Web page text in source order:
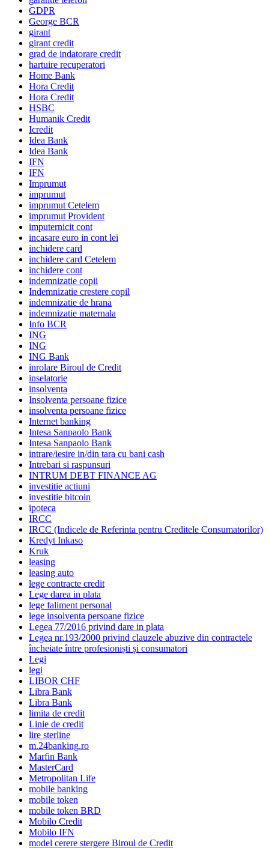
GDPR
George BCR
girant
girant credit
grad de indatorare credit
hartuire recuperatori
Home Bank
Hora Credit
Hora Credit
HSBC
Humanik Credit
Icredit
Idea Bank
Idea Bank
IFN
IFN
Imprumut
imprumut
imprumut Cetelem
imprumut Provident
imputernicit cont
incasare euro in cont lei
inchidere card
inchidere card Cetelem
inchidere cont
indemnizatie copii
Indemnizatie crestere copil
indemnizatie de hrana
indemnizatie maternala
Info BCR
ING
ING
ING Bank
inrolare Biroul de Credit
inselatorie
insolventa
Insolventa persoane fizice
insolventa persoane fizice
Internet banking
Intesa Sanpaolo Bank
Intesa Sanpaolo Bank
intrare/iesire in/din tara cu bani cash
Intrebari si raspunsuri
INTRUM DEBT FINANCE AG
investitie actiuni
investitie bitcoin
ipoteca
IRCC
IRCC (Indicele de Referinta pentru Creditele Consumatorilor)
Kredyt Inkaso
Kruk
leasing
leasing auto
lege contracte credit
Lege darea in plata
lege faliment personal
lege insolventa persoane fizice
Legea 77/2016 privind dare in plata
Legea nr.193/2000 privind clauzele abuzive din contractele
încheiate între profesioniști și consumatori
Legi
legi
LIBOR CHF
Libra Bank
Libra Bank
limita de credit
Linie de credit
lire sterline
m.24banking.ro
Marfin Bank
MasterCard
Metropolitan Life
mobile banking
mobile token
mobile token BRD
Mobilo Credit
Mobilo IFN
model cerere stergere Biroul de Credit